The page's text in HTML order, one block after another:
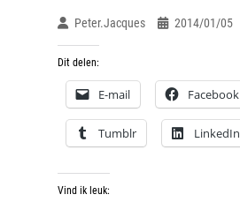
Peter.jacques 2014/01/05
Dit delen:
E-mail Facebook
Tumblr LinkedIn
Vind ik leuk: